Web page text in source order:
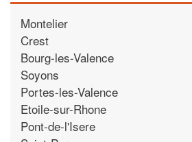
Montelier
Crest
Bourg-les-Valence
Soyons
Portes-les-Valence
Etoile-sur-Rhone
Pont-de-l'Isere